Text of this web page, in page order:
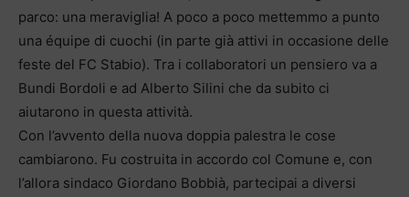
parco: una meraviglia! A poco a poco mettemmo a punto
una équipe di cuochi (in parte già attivi in occasione delle
feste del FC Stabio). Tra i collaboratori un pensiero va a
Bundi Bordoli e ad Alberto Silini che da subito ci
aiutarono in questa attività.
Con l’avvento della nuova doppia palestra le cose
cambiarono. Fu costruita in accordo col Comune e, con
l’allora sindaco Giordano Bobbià, partecipai a diversi